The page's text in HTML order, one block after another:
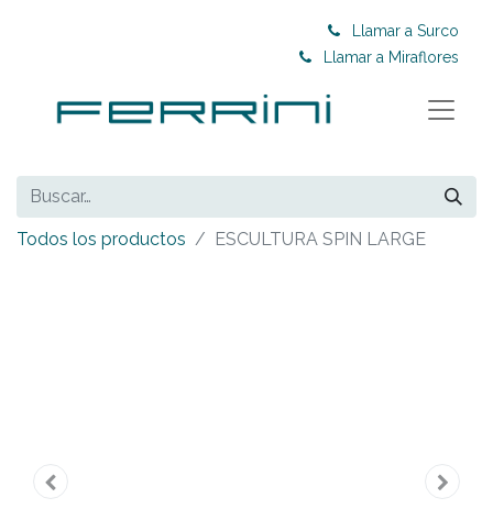
Llamar a Surco
Llamar a Miraflores
Todos los productos ESCULTURA SPIN LARGE